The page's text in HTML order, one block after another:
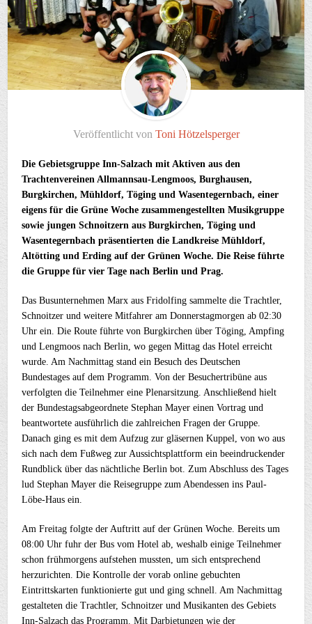
Veröffentlicht von Toni Hötzelsperger
Die Gebietsgruppe Inn-Salzach mit Aktiven aus den
Trachtenvereinen Allmannsau-Lengmoos, Burghausen,
Burgkirchen, Mühldorf, Töging und Wasentegernbach, einer
eigens für die Grüne Woche zusammengestellten Musikgruppe
sowie jungen Schnoitzern aus Burgkirchen, Töging und
Wasentegernbach präsentierten die Landkreise Mühldorf,
Altötting und Erding auf der Grünen Woche. Die Reise führte
die Gruppe für vier Tage nach Berlin und Prag.
Das Busunternehmen Marx aus Fridolfing sammelte die Trachtler,
Schnoitzer und weitere Mitfahrer am Donnerstagmorgen ab 02:30
Uhr ein. Die Route führte von Burgkirchen über Töging, Ampfing
und Lengmoos nach Berlin, wo gegen Mittag das Hotel erreicht
wurde. Am Nachmittag stand ein Besuch des Deutschen
Bundestages auf dem Programm. Von der Besuchertribüne aus
verfolgten die Teilnehmer eine Plenarsitzung. Anschließend hielt
der Bundestagsabgeordnete Stephan Mayer einen Vortrag und
beantwortete ausführlich die zahlreichen Fragen der Gruppe.
Danach ging es mit dem Aufzug zur gläsernen Kuppel, von wo aus
sich nach dem Fußweg zur Aussichtsplattform ein beeindruckender
Rundblick über das nächtliche Berlin bot. Zum Abschluss des Tages
lud Stephan Mayer die Reisegruppe zum Abendessen ins Paul-
Löbe-Haus ein.
Am Freitag folgte der Auftritt auf der Grünen Woche. Bereits um
08:00 Uhr fuhr der Bus vom Hotel ab, weshalb einige Teilnehmer
schon frühmorgens aufstehen mussten, um sich entsprechend
herzurichten. Die Kontrolle der vorab online gebuchten
Eintrittskarten funktionierte gut und ging schnell. Am Nachmittag
gestalteten die Trachtler, Schnoitzer und Musikanten des Gebiets
Inn-Salzach das Programm. Mit Darbietungen wie der